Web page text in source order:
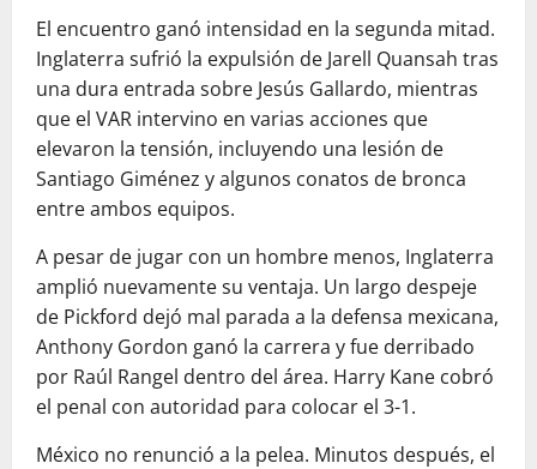
El encuentro ganó intensidad en la segunda mitad.
Inglaterra sufrió la expulsión de Jarell Quansah tras
una dura entrada sobre Jesús Gallardo, mientras
que el VAR intervino en varias acciones que
elevaron la tensión, incluyendo una lesión de
Santiago Giménez y algunos conatos de bronca
entre ambos equipos.
A pesar de jugar con un hombre menos, Inglaterra
amplió nuevamente su ventaja. Un largo despeje
de Pickford dejó mal parada a la defensa mexicana,
Anthony Gordon ganó la carrera y fue derribado
por Raúl Rangel dentro del área. Harry Kane cobró
el penal con autoridad para colocar el 3-1.
México no renunció a la pelea. Minutos después, el